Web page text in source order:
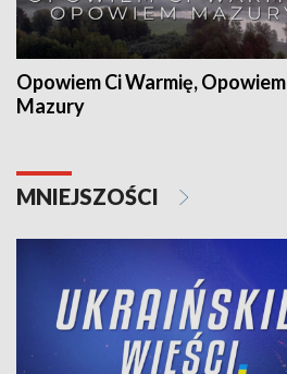
Opowiem Ci Warmię, Opowiem
Mazury
MNIEJSZOŚCI